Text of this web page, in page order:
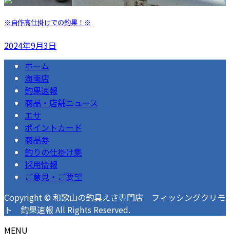
※自作高仕掛けでの釣果！※
2024年9月3日
ホーム
海南店
釣果速報
商品・店舗ニュース
エサ
ポイントカード
商品券
釣りの仕掛け集
採用情報
ご意見・ご要望
Copyright © 和歌山の釣具えさ専門店 フィッシングクリモ
ト 釣果速報 All Rights Reserved.
MENU